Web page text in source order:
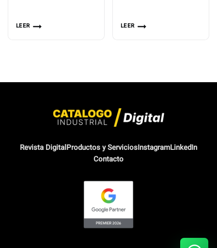
LEER LEER
Revista DigitalProductos y ServiciosInstagramLinkedIn
Contacto